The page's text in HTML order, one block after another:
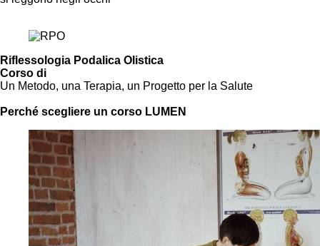
Riflessologia Podalica Olistica
Corso di
Un Metodo, una Terapia, un Progetto per la Salute
Perché scegliere un corso LUMEN